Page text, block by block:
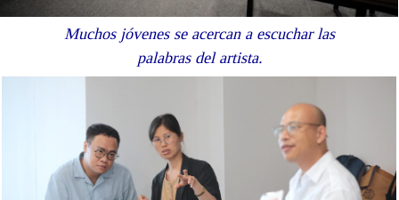
Muchos jóvenes se acercan a escuchar las
palabras del artista.